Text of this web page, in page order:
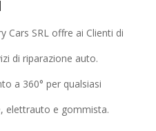
Cars SRL offre ai Clienti di
di riparazione auto.
a 360° per qualsiasi
elettrauto e gommista.